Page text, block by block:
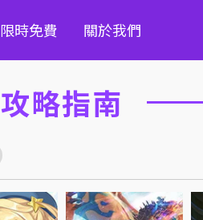
限時免費 關於我們
攻略指南